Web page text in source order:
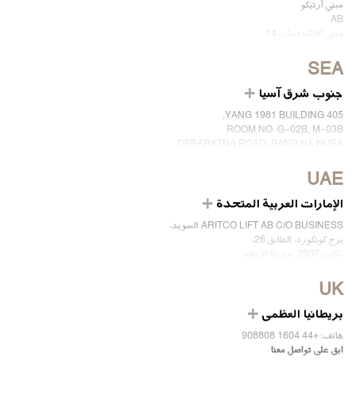
مبني أرتيكو
AB
مبني الالكترونيات 14
السويد
الهاتف: 812040100 46
ابق على تواصل معنا
SEA
جنوب شرق آسيا
405 YANG 1981 BUILDING,
ROOM NO. G-02B, M-03B
DEBARATNA ROAD, BANG NA NUEA,
الهاتف +66 863174017
ابق على تواصل معنا
UAE
الإمارات العربية المتحدة
ARITCO LIFT AB C/O BUSINESS السويد،
برج كونكورد، الطابق 26،
ابق على تواصل معنا
UK
بريطانيا العظمى
هاتف: +44 1604 908808
ابق على تواصل معنا